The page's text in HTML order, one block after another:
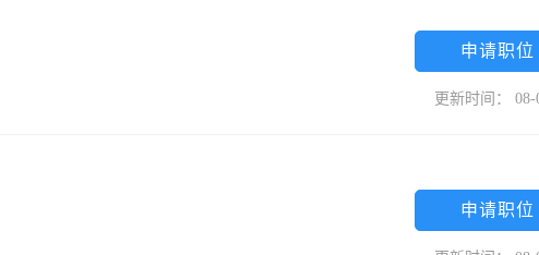
申请职位
更新时间： 08-
申请职位